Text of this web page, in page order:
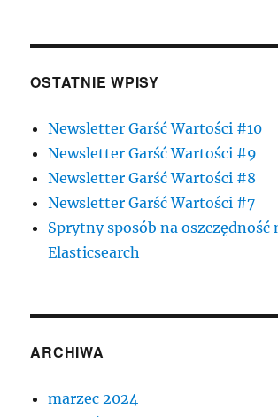
OSTATNIE WPISY
Newsletter Garść Wartości #10
Newsletter Garść Wartości #9
Newsletter Garść Wartości #8
Newsletter Garść Wartości #7
Sprytny sposób na oszczędność
Elasticsearch
ARCHIWA
marzec 2024